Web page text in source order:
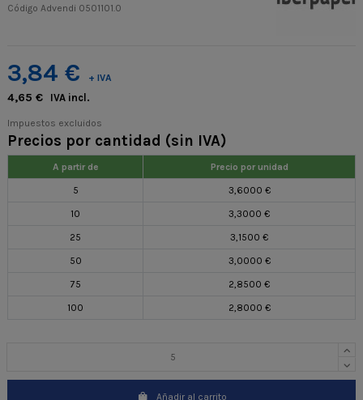
Código Advendi 0501101.0
3,84 € + IVA
4,65 € IVA incl.
Impuestos excluidos
Precios por cantidad (sin IVA)
A partir de Precio por unidad
5 3,6000 €
10 3,3000 €
25 3,1500 €
50 3,0000 €
75 2,8500 €
100 2,8000 €
Añadir al carrito